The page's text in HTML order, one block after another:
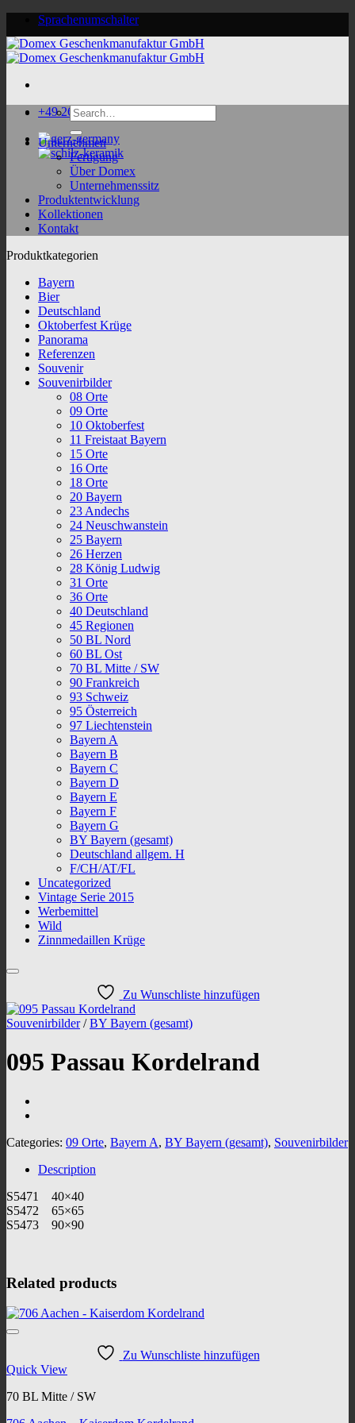
content
Sprachenumschalter
+49 2624 9188 0
Search
for:
Unternehmen
Fertigung
Über Domex
Unternehmenssitz
Produktentwicklung
Kollektionen
Kontakt
Produktkategorien
Bayern
Bier
Deutschland
Oktoberfest Krüge
Panorama
Referenzen
Souvenir
Souvenirbilder
08 Orte
09 Orte
10 Oktoberfest
11 Freistaat Bayern
15 Orte
16 Orte
18 Orte
20 Bayern
23 Andechs
24 Neuschwanstein
25 Bayern
26 Herzen
28 König Ludwig
31 Orte
36 Orte
40 Deutschland
45 Regionen
50 BL Nord
60 BL Ost
70 BL Mitte / SW
90 Frankreich
93 Schweiz
95 Österreich
97 Liechtenstein
Bayern A
Bayern B
Bayern C
Bayern D
Bayern E
Bayern F
Bayern G
BY Bayern (gesamt)
Deutschland allgem. H
F/CH/AT/FL
Uncategorized
Vintage Serie 2015
Werbemittel
Wild
Zinnmedaillen Krüge
Zu Wunschliste hinzufügen
Souvenirbilder / BY Bayern (gesamt)
095 Passau Kordelrand
Categories: 09 Orte, Bayern A, BY Bayern (gesamt), Souvenirbilder
Description
S5471 40×40
S5472 65×65
S5473 90×90
Related products
Zu Wunschliste hinzufügen
Quick View
70 BL Mitte / SW